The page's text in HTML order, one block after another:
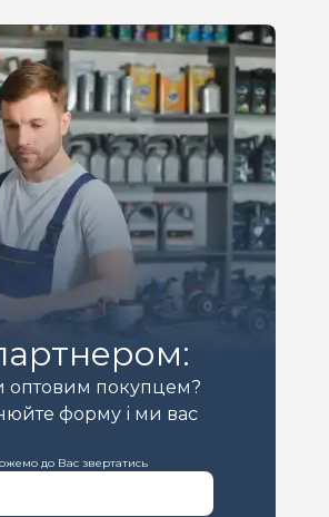
оптовим покупцем?
форму і ми вас
до Вас звертатись